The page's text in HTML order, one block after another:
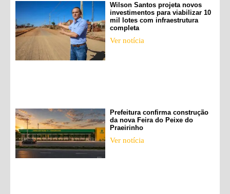
Wilson Santos projeta novos
investimentos para viabilizar 10
mil lotes com infraestrutura
completa
Ver notícia
Prefeitura confirma construção
da nova Feira do Peixe do
Praeirinho
Ver notícia